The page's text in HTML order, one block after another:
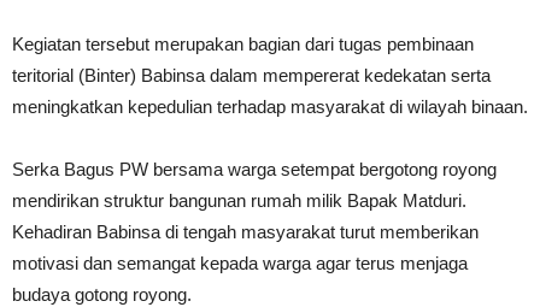
Kegiatan tersebut merupakan bagian dari tugas pembinaan
teritorial (Binter) Babinsa dalam mempererat kedekatan serta
meningkatkan kepedulian terhadap masyarakat di wilayah binaan.
Serka Bagus PW bersama warga setempat bergotong royong
mendirikan struktur bangunan rumah milik Bapak Matduri.
Kehadiran Babinsa di tengah masyarakat turut memberikan
motivasi dan semangat kepada warga agar terus menjaga
budaya gotong royong.